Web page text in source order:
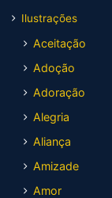
Ilustrações
Aceitação
Adoção
Adoração
Alegria
Aliança
Amizade
Amor